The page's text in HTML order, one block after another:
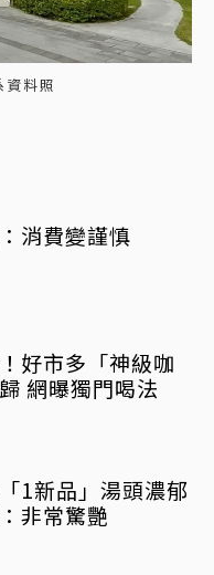
料照
消費變謹慎
好市多「神級咖
網曝獨門喝法
1新品」湯頭濃郁
非常驚艷